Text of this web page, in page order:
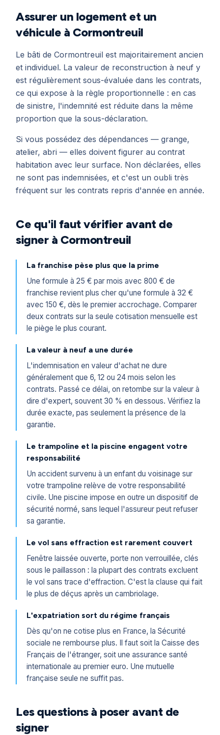
Assurer un logement et un
véhicule à Cormontreuil
Le bâti de Cormontreuil est majoritairement ancien
et individuel. La valeur de reconstruction à neuf y
est régulièrement sous-évaluée dans les contrats,
ce qui expose à la règle proportionnelle : en cas
de sinistre, l'indemnité est réduite dans la même
proportion que la sous-déclaration.
Si vous possédez des dépendances — grange,
atelier, abri — elles doivent figurer au contrat
habitation avec leur surface. Non déclarées, elles
ne sont pas indemnisées, et c'est un oubli très
fréquent sur les contrats repris d'année en année.
Ce qu'il faut vérifier avant de
signer à Cormontreuil
La franchise pèse plus que la prime
Une formule à 25 € par mois avec 800 € de
franchise revient plus cher qu'une formule à 32 €
avec 150 €, dès le premier accrochage. Comparer
deux contrats sur la seule cotisation mensuelle est
le piège le plus courant.
La valeur à neuf a une durée
L'indemnisation en valeur d'achat ne dure
généralement que 6, 12 ou 24 mois selon les
contrats. Passé ce délai, on retombe sur la valeur à
dire d'expert, souvent 30 % en dessous. Vérifiez la
durée exacte, pas seulement la présence de la
garantie.
Le trampoline et la piscine engagent votre
responsabilité
Un accident survenu à un enfant du voisinage sur
votre trampoline relève de votre responsabilité
civile. Une piscine impose en outre un dispositif de
sécurité normé, sans lequel l'assureur peut refuser
sa garantie.
Le vol sans effraction est rarement couvert
Fenêtre laissée ouverte, porte non verrouillée, clés
sous le paillasson : la plupart des contrats excluent
le vol sans trace d'effraction. C'est la clause qui fait
le plus de déçus après un cambriolage.
L'expatriation sort du régime français
Dès qu'on ne cotise plus en France, la Sécurité
sociale ne rembourse plus. Il faut soit la Caisse des
Français de l'étranger, soit une assurance santé
internationale au premier euro. Une mutuelle
française seule ne suffit pas.
Les questions à poser avant de
signer